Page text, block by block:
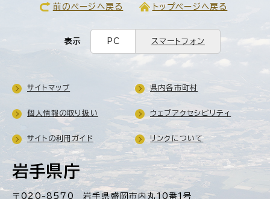
前のページへ戻る トップページへ戻る
表示 PC スマートフォン
岩手県庁
〒020-8570 岩手県盛岡市内丸10番1号
サイトマップ 県内各市町村
個人情報の取り扱い ウェブアクセシビリティ
サイトの利用ガイド リンクについて